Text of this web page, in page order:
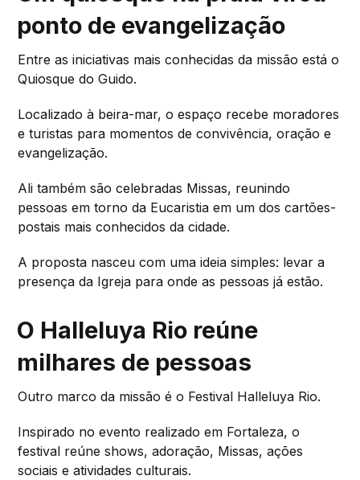
ponto de evangelização
Entre as iniciativas mais conhecidas da missão está o
Quiosque do Guido.
Localizado à beira-mar, o espaço recebe moradores
e turistas para momentos de convivência, oração e
evangelização.
Ali também são celebradas Missas, reunindo
pessoas em torno da Eucaristia em um dos cartões-
postais mais conhecidos da cidade.
A proposta nasceu com uma ideia simples: levar a
presença da Igreja para onde as pessoas já estão.
O Halleluya Rio reúne
milhares de pessoas
Outro marco da missão é o Festival Halleluya Rio.
Inspirado no evento realizado em Fortaleza, o
festival reúne shows, adoração, Missas, ações
sociais e atividades culturais.